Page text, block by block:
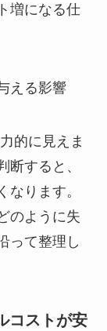
増になる仕
える影響
的に見えま
断すると、
なります。
のように失
って整理し
コストが安